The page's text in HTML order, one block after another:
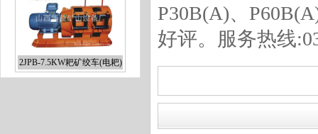
2JPB-7.5KW耙矿绞车(电耙)
P30B(A)、
好评。服务热线